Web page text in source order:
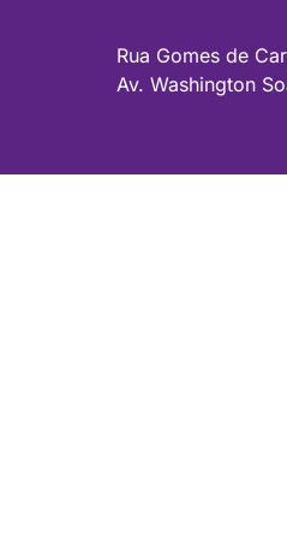
Rua Gomes de
Av. Washington